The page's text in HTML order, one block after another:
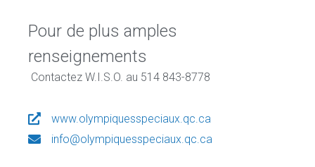
Pour de plus amples
renseignements
Contactez W.I.S.O. au 514 843-8778
www.olympiquesspeciaux.qc.ca
info@olympiquesspeciaux.qc.ca